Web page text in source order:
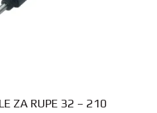
ZA RUPE 32 – 210